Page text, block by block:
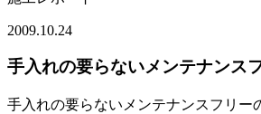
2009.10.24
手入れの要らないメンテナンス
手入れの要らないメンテナンスフリー